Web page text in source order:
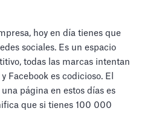
hoy en día tienes que
sociales. Es un espacio
todas las marcas intentan
Facebook es codicioso. El
página en estos días es
que si tienes 100 000